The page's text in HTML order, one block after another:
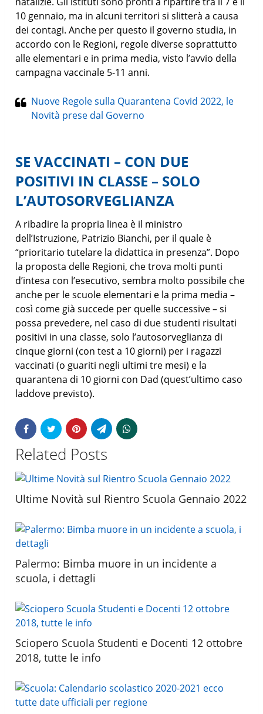
10 gennaio, ma in alcuni territori si slitterà a causa
dei contagi. Anche per questo il governo studia, in
accordo con le Regioni, regole diverse soprattutto
alle elementari e in prima media, visto l’avvio della
campagna vaccinale 5-11 anni.
Nuove Regole sulla Quarantena Covid 2022, le
Novità prese dal Governo
SE VACCINATI – CON DUE
POSITIVI IN CLASSE – SOLO
L’AUTOSORVEGLIANZA
A ribadire la propria linea è il ministro
dell’Istruzione, Patrizio Bianchi, per il quale è
“prioritario tutelare la didattica in presenza”. Dopo
la proposta delle Regioni, che trova molti punti
d’intesa con l’esecutivo, sembra molto possibile che
anche per le scuole elementari e la prima media –
così come già succede per quelle successive – si
possa prevedere, nel caso di due studenti risultati
positivi in una classe, solo l’autosorveglianza di
cinque giorni (con test a 10 giorni) per i ragazzi
vaccinati (o guariti negli ultimi tre mesi) e la
quarantena di 10 giorni con Dad (quest’ultimo caso
laddove previsto).
Related Posts
Ultime Novità sul Rientro Scuola Gennaio 2022
Palermo: Bimba muore in un incidente a
scuola, i dettagli
Sciopero Scuola Studenti e Docenti 12 ottobre
2018, tutte le info